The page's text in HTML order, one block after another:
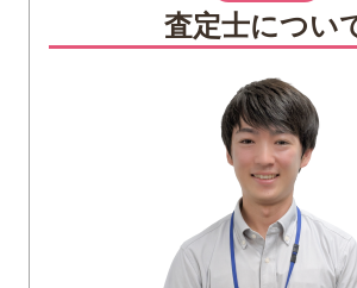
ブティックシールは既に廃
シャネルのブティックシール
シャネルの「シリアルシール
シール」との違い
製造時期がわかるシリアル
修理履歴がわかるリペアシ
査定士につい